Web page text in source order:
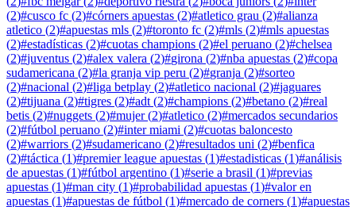
(2)#cusco fc (2)#córners apuestas (2)#atletico grau (2)#alianza
atletico (2)#apuestas mls (2)#toronto fc (2)#mls (2)#mls apuestas
(2)#estadísticas (2)#cuotas champions (2)#el peruano (2)#chelsea
(2)#juventus (2)#alex valera (2)#girona (2)#nba apuestas (2)#copa
sudamericana (2)#la granja vip peru (2)#granja (2)#sorteo
(2)#nacional (2)#liga betplay (2)#atletico nacional (2)#jaguares
(2)#tijuana (2)#tigres (2)#adt (2)#champions (2)#betano (2)#real
betis (2)#nuggets (2)#mujer(2)#atletico (2)#mercados secundarios
(2)#fútbol peruano (2)#inter miami (2)#cuotas baloncesto
(2)#warriors (2)#sudamericano (2)#resultados uni (2)#benfica
(2)#táctica (1)#premier league apuestas (1)#estadisticas (1)#análisis
de apuestas (1)#fútbol argentino (1)#serie a brasil (1)#previas
apuestas (1)#man city (1)#probabilidad apuestas (1)#valor en
apuestas (1)#apuestas de fútbol (1)#mercado de corners (1)#apuestas